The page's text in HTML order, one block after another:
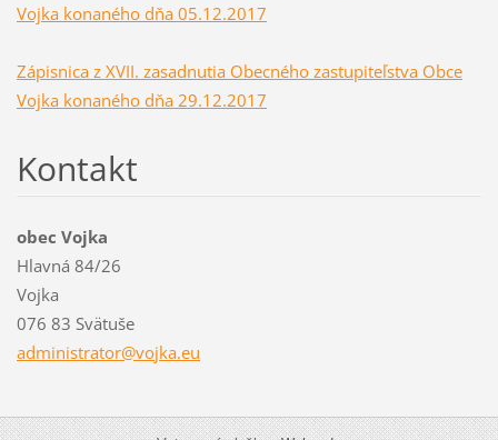
Vojka konaného dňa 05.12.2017
Zápisnica z XVII. zasadnutia Obecného zastupiteľstva Obce
Vojka konaného dňa 29.12.2017
Kontakt
obec Vojka
Hlavná 84/26
Vojka
076 83 Svätuše
administrator@vojka.eu